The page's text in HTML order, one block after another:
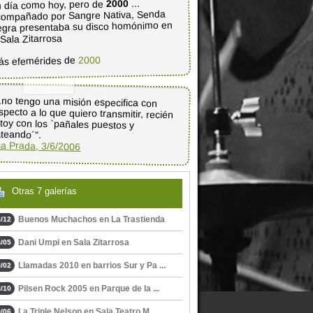
día como hoy, pero de2000 ...
por Sangre Nativa, Senda
presentaba su disco homónimo en
Zitarrosa
efemérides de 2000
tengo una misión especifica con
a lo que quiero transmitir, recién
con los `pañales puestos y
Prada, 3/6/2006
Otras 7 galerías
12 Buenos Muchachos en La Trastienda
05 Dani Umpi en Sala Zitarrosa
02 Llamadas 2010 en barrios Sur y Pa ...
10 Pilsen Rock 2005 en Parque de la ...
06